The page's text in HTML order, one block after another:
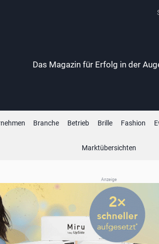
Das Magazin für Erfolg in der
Branche Betrieb Brille Fashion
Marktübersichten
Anzeige